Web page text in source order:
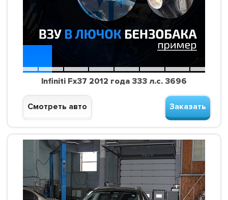
Infiniti Fx37 2012 года 333 л.с. 3696
Смотреть авто Заказать